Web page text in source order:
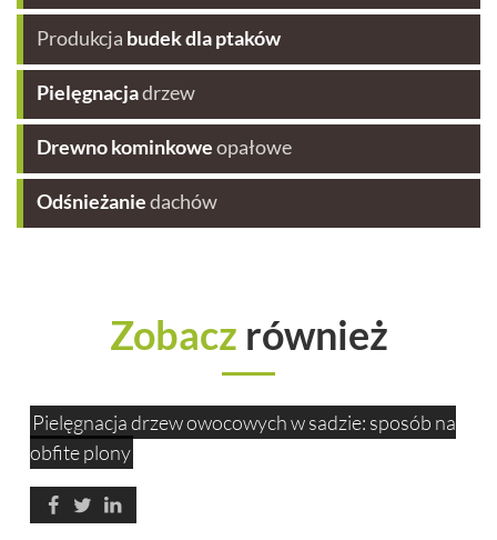
Produkcja budek dla ptaków
Pielęgnacjadrzew
Drewno kominkoweopałowe
Odśnieżaniedachów
Zobacz również
Pielęgnacja drzew owocowych w sadzie: sposób na
obfite plony